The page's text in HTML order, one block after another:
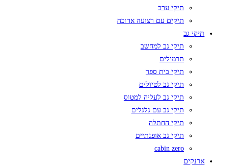
תיקי ערב
תיקים עם רצועה ארוכה
תיקי גב
תיקי גב למחשב
תרמילים
תיקי בית ספר
תיקי גב לטיולים
תיקי גב לעליה למטוס
תיקי גב עם גלגלים
תיקי החתלה
תיקי גב אופנתיים
cabin zero
ארנקים